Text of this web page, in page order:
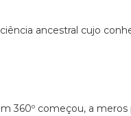
ancestral cujo
360º começou, a meros